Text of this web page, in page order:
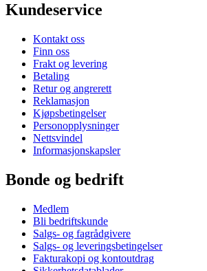
Kundeservice
Kontakt oss
Finn oss
Frakt og levering
Betaling
Retur og angrerett
Reklamasjon
Kjøpsbetingelser
Personopplysninger
Nettsvindel
Informasjonskapsler
Bonde og bedrift
Medlem
Bli bedriftskunde
Salgs- og fagrådgivere
Salgs- og leveringsbetingelser
Fakturakopi og kontoutdrag